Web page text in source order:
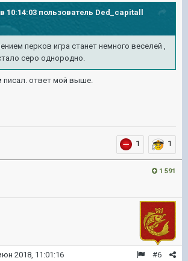
10:14:03 пользователь Ded_capitall
перков игра станет немного веселей ,
серо однородно.
писал. ответ мой выше.
1 1
1 591
#6
2018, 11:01:16